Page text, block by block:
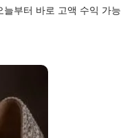
부터 바로 고액 수익 가능